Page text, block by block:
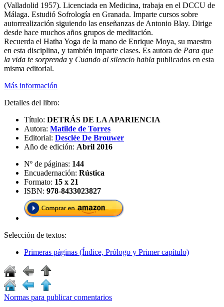
(Valladolid 1957). Licenciada en Medicina, trabaja en el DCCU de
Málaga. Estudió Sofrología en Granada. Imparte cursos sobre
autorrealización siguiendo las enseñanzas de Antonio Blay. Dirige
desde hace muchos años grupos de meditación.
Recuerda el Hatha Yoga de la mano de Enrique Moya, su maestro
en esta disciplina, y también imparte clases. Es autora de Para que
la vida te sorprenda y Cuando al silencio habla publicados en esta
misma editorial.
Más información
Detalles del libro:
Título: DETRÁS DE LA APARIENCIA
Autora: Matilde de Torres
Editorial: Desclée De Brouwer
Año de edición: Abril 2016
Nº de páginas: 144
Encuadernación: Rústica
Formato: 15 x 21
ISBN: 978-8433023827
Selección de textos:
Primeras páginas (Índice, Prólogo y Primer capítulo)
Normas para publicar comentarios